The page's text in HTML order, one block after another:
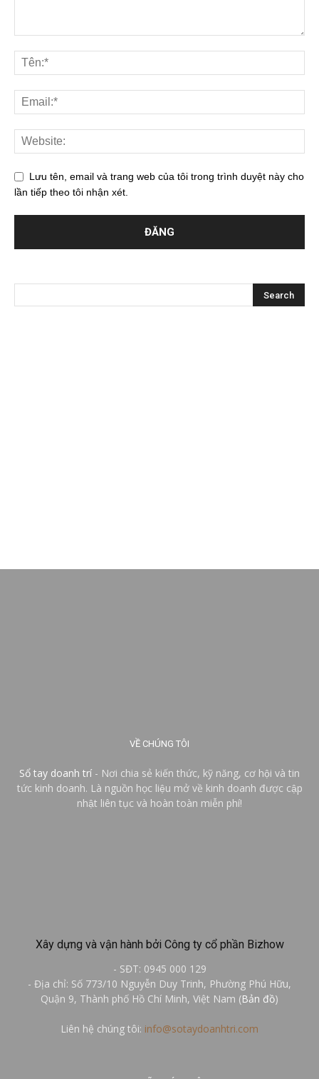
Lưu tên, email và trang web của tôi trong trình duyệt này cho
lần tiếp theo tôi nhận xét.
VỀ CHÚNG TÔI
Sổ tay doanh trí - Nơi chia sẻ kiến thức, kỹ năng, cơ hội và tin
tức kinh doanh. Là nguồn học liệu mở về kinh doanh được cập
nhật liên tục và hoàn toàn miễn phí!
Xây dựng và vận hành bởi Công ty cổ phần Bizhow
- SĐT: 0945 000 129
- Địa chỉ: Số 773/10 Nguyễn Duy Trinh, Phường Phú Hữu,
Quận 9, Thành phố Hồ Chí Minh, Việt Nam (Bản đồ)
Liên hệ chúng tôi: info@sotaydoanhtri.com